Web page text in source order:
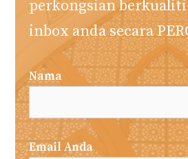
perkongsian
inbox anda secara
Nama
Email Anda